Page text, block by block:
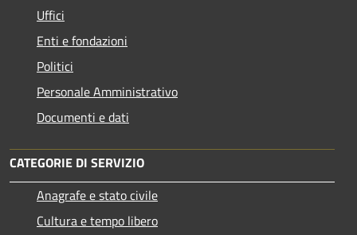
Uffici
Enti e fondazioni
Politici
Personale Amministrativo
Documenti e dati
CATEGORIE DI SERVIZIO
Anagrafe e stato civile
Cultura e tempo libero